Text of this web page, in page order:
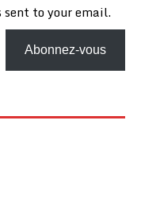
to your email.
Abonnez-vous